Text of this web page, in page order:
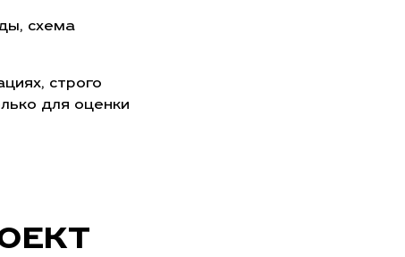
схема
строго
для оценки